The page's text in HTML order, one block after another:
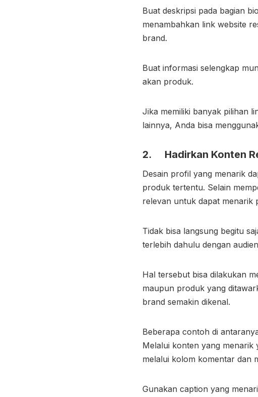
Buat deskripsi pada bagian
menambahkan link website
brand.
Buat informasi selengkap
akan produk.
Jika memiliki banyak pilihan
lainnya, Anda bisa
2. Hadirkan Konten
Desain profil yang menarik
produk tertentu. Selain
relevan untuk dapat menarik
Tidak bisa langsung begitu
terlebih dahulu dengan
Hal tersebut bisa dilakukan
maupun produk yang
brand semakin dikenal.
Beberapa contoh di
Melalui konten yang menarik
melalui kolom komentar dan
Gunakan caption yang